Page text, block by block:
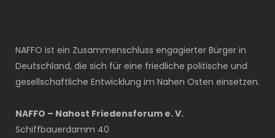
NAFFO ist ein Zusammenschluss engagierter Bürger in
Deutschland, die sich für eine friedliche politische und
gesellschaftliche Entwicklung im Nahen Osten einsetzen.
NAFFO – Nahost Friedensforum e. V.
Schiffbauerdamm 40